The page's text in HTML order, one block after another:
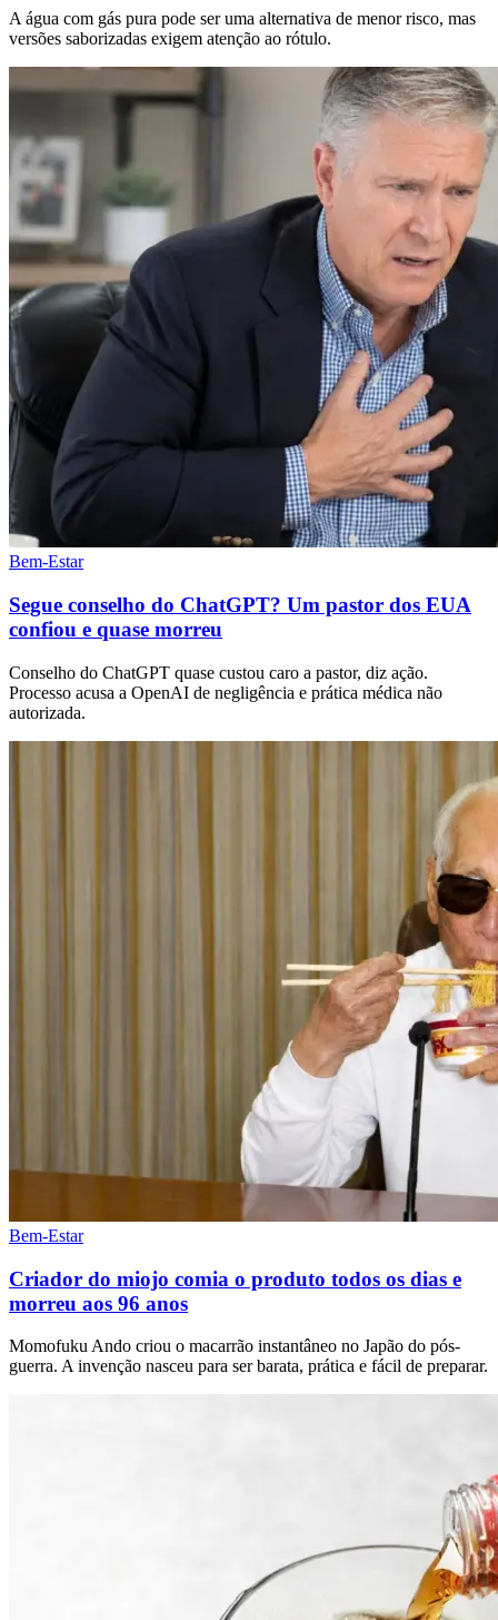
A água com gás pura pode ser uma alternativa de menor risco, mas
versões saborizadas exigem atenção ao rótulo.
Bem-Estar
Segue conselho do ChatGPT? Um pastor dos EUA
confiou e quase morreu
Conselho do ChatGPT quase custou caro a pastor, diz ação.
Processo acusa a OpenAI de negligência e prática médica não
autorizada.
Bem-Estar
Criador do miojo comia o produto todos os dias e
morreu aos 96 anos
Momofuku Ando criou o macarrão instantâneo no Japão do pós-
guerra. A invenção nasceu para ser barata, prática e fácil de preparar.